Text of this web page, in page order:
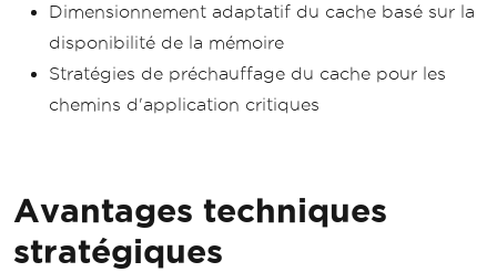
Dimensionnement adaptatif du cache basé sur la
disponibilité de la mémoire
Stratégies de préchauffage du cache pour les
chemins d'application critiques
Avantages techniques
stratégiques